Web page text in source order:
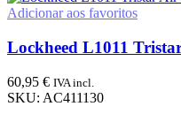
Adicionar aos favoritos
Lockheed L1011
60,95 € IVA incl.
SKU: AC411130